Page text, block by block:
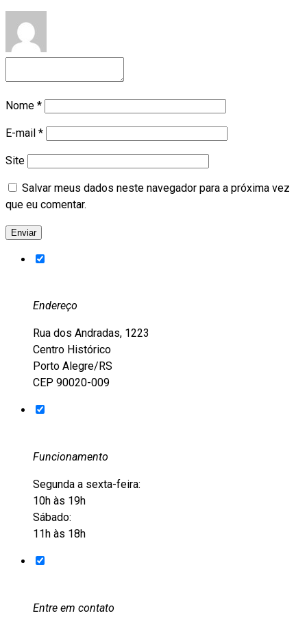
Nome *
E-mail *
Site
Salvar meus dados neste navegador para a próxima vez
que eu comentar.
Endereço
Rua dos Andradas, 1223
Centro Histórico
Porto Alegre/RS
CEP 90020-009
Funcionamento
Segunda a sexta-feira:
10h às 19h
Sábado:
11h às 18h
Entre em contato